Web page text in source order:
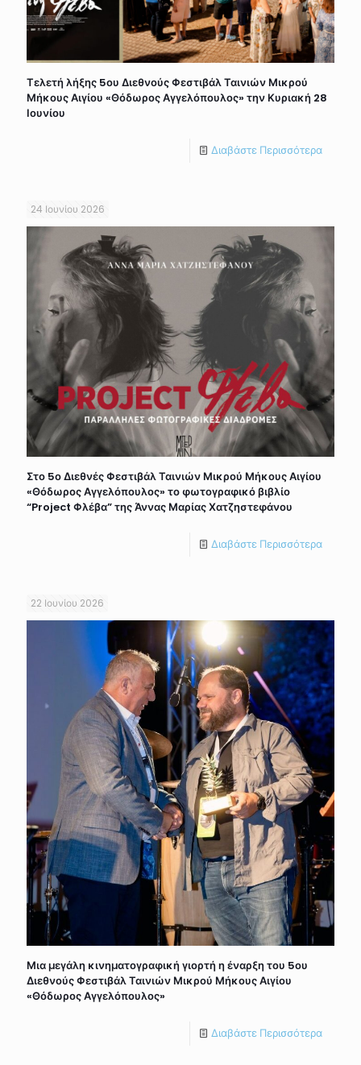
Τελετή λήξης 5ου Διεθνούς Φεστιβάλ Ταινιών Μικρού
Μήκους Αιγίου «Θόδωρος Αγγελόπουλος» την Κυριακή 28
Ιουνίου
Διαβάστε Περισσότερα
24 Ιουνίου 2026
Στο 5ο Διεθνές Φεστιβάλ Ταινιών Μικρού Μήκους Αιγίου
«Θόδωρος Αγγελόπουλος» το φωτογραφικό βιβλίο
“Project Φλέβα” της Άννας Μαρίας Χατζηστεφάνου
Διαβάστε Περισσότερα
22 Ιουνίου 2026
Μια μεγάλη κινηματογραφική γιορτή η έναρξη του 5ου
Διεθνούς Φεστιβάλ Ταινιών Μικρού Μήκους Αιγίου
«Θόδωρος Αγγελόπουλος»
Διαβάστε Περισσότερα